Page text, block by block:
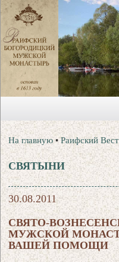
На главную •Раифский
СВЯТЫНИ
30.08.2011
СВЯТО-
МУЖСКОЙ
ВАШЕЙ ПОМОЩИ